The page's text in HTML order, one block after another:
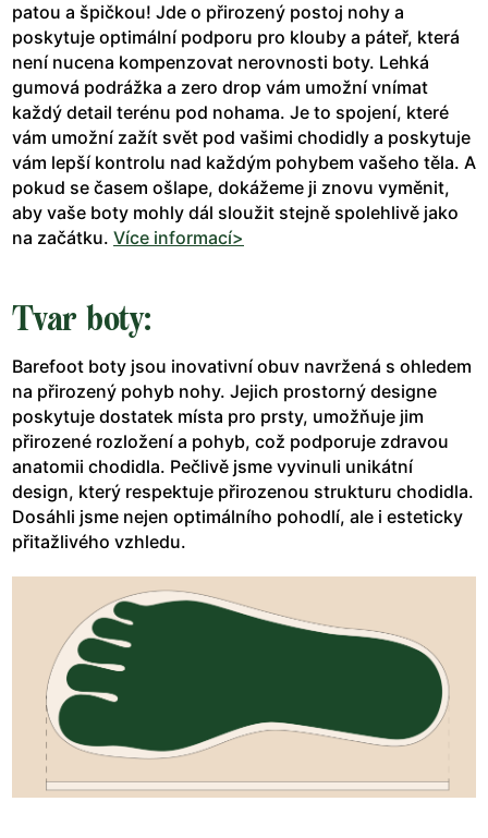
patou a špičkou! Jde o přirozený postoj nohy a
poskytuje optimální podporu pro klouby a páteř, která
není nucena kompenzovat nerovnosti boty. Lehká
gumová podrážka a zero drop vám umožní vnímat
každý detail terénu pod nohama. Je to spojení, které
vám umožní zažít svět pod vašimi chodidly a poskytuje
vám lepší kontrolu nad každým pohybem vašeho těla. A
pokud se časem ošlape, dokážeme ji znovu vyměnit,
aby vaše boty mohly dál sloužit stejně spolehlivě jako
na začátku. Více informací>
Tvar boty:
Barefoot boty jsou inovativní obuv navržená s ohledem
na přirozený pohyb nohy. Jejich prostorný designe
poskytuje dostatek místa pro prsty, umožňuje jim
přirozené rozložení a pohyb, což podporuje zdravou
anatomii chodidla. Pečlivě jsme vyvinuli unikátní
design, který respektuje přirozenou strukturu chodidla.
Dosáhli jsme nejen optimálního pohodlí, ale i esteticky
přitažlivého vzhledu.